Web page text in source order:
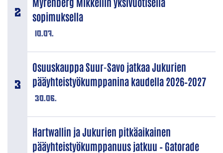
10.07.
sopimuksella
30.06.
Osuuskauppa Suur-Savo jatkaa Jukurien
pääyhteistyökumppanina kaudella 2026–2027
Hartwallin ja Jukurien pitkäaikainen
pääyhteistyökumppanuus jatkuu – Gatorade